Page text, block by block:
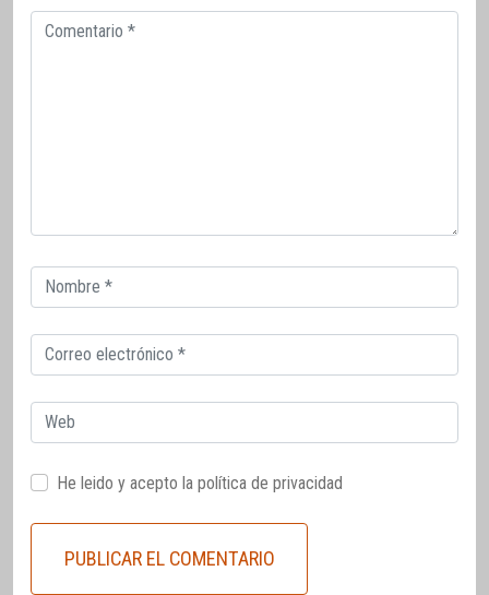
Comentario
Correo
electrónico
Correo
electrónico
Web
He leido y acepto la política de privacidad